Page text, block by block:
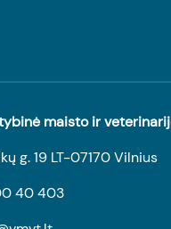
maisto ir
g. 19 LT-07170 Vilnius
40 403